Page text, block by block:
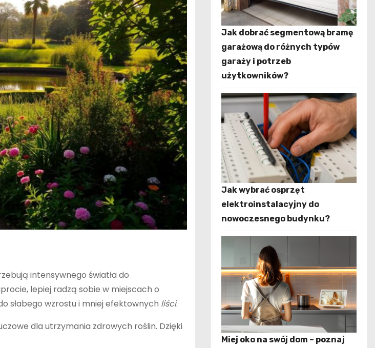
intensywnego światła do
lepiej radzą sobie w miejscach o
słabego wzrostu i mniej efektownych liści.
dla utrzymania zdrowych roślin. Dzięki
Jak dobrać segmentową bramę
garażową do różnych typów
garaży i potrzeb
użytkowników?
Jak wybrać osprzęt
elektroinstalacyjny do
nowoczesnego budynku?
Miej oko na swój dom – poznaj